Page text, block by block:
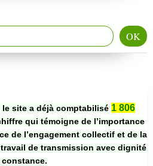
site a déjà comptabilisé 1 806
qui témoigne de l’importance
de l’engagement collectif et de la
de transmission avec dignité
constance.